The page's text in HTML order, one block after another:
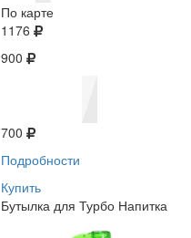
По карте
1176
900
700
Подробности
Купить
Бутылка для Турбо Напитка